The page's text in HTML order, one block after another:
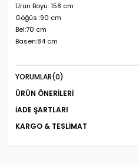
Ürün Boyu: 158 cm
Göğüs :90 cm
Bel:70 cm
Basen:84 cm
YORUMLAR(0)
ÜRÜN ÖNERILERI
İADE ŞARTLARI
KARGO & TESLIMAT